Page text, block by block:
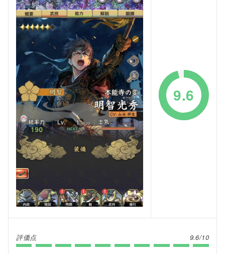
9.6
評価点 9.6/10